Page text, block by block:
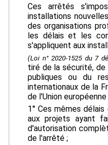
Ces arrêtés
installations
des organisations
les délais et les
s'appliquent aux
(Loi n° 2020-1525 du 7
tiré de la sécurité,
publiques ou du
internationaux de la
de l'Union européenne
1° Ces mêmes
aux projets ayant
d'autorisation
de l'arrêté ;